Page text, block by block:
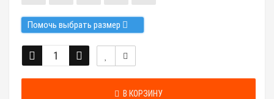
Помочь выбрать размер
В КОРЗИНУ